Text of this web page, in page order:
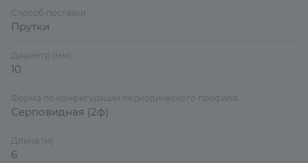
Способ поставки
Прутки
Диаметр (мм)
10
Форма по конфигурации периодического профиля
Серповидная (2ф)
Длина (м)
6